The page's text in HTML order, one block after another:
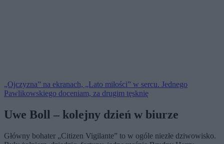
„Ojczyzna” na ekranach, „Lato miłości” w sercu. Jednego
Pawlikowskiego doceniam, za drugim tęsknię
Uwe Boll – kolejny dzień w biurze
Główny bohater „Citizen Vigilante” to w ogóle niezłe dziwowisko.